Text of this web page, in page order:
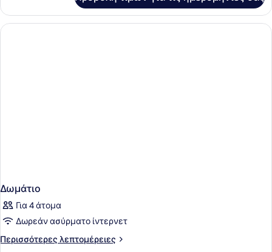
Δωμάτιο
(Double)
(3
Δωμάτιο
Για 4 άτομα
Δωρεάν ασύρματο ίντερνετ
Περισσότερες λεπτομέρειες
Περισσότερες